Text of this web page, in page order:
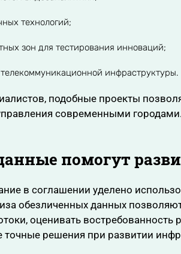
технологий;
зон для тестирования инноваций;
инфраструктуры.
подобные проекты
современными городами.
помогут
в соглашении уделено
обезличенных данных
оценивать востребованность
точные решения при развитии